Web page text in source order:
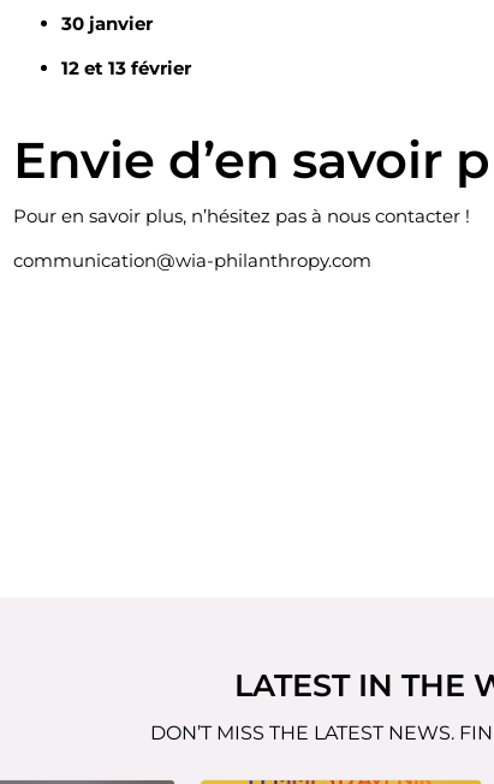
30 janvier
12 et 13 février
Envie d’en savoir
Pour en savoir plus, n’hésitez pas à nous contacter !
communication@wia-philanthropy.com
LATEST IN THE
DON’T MISS THE LATEST NEWS.